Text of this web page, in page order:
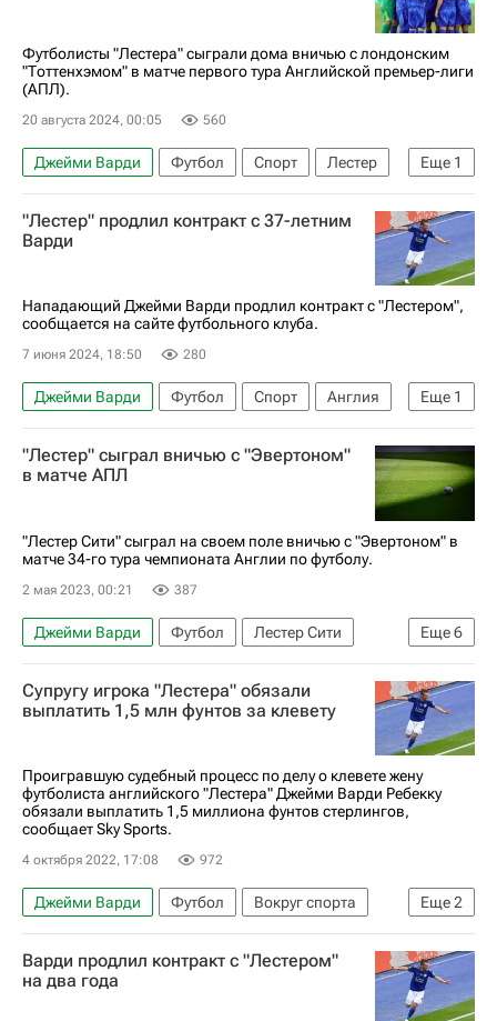
АПЛ 2026-2027 (Чемпионат Англии по футболу)
Футболисты "Лестера" сыграли дома вничью с лондонским
"Тоттенхэмом" в матче первого тура Английской премьер-лиги
(АПЛ).
20 августа 2024, 00:05 560
Еще 1
Джейми Варди Футбол Спорт
Лестер
АПЛ 2026-2027 (Чемпионат Англии по футболу)
"Лестер" продлил контракт с 37-летним
Варди
Нападающий Джейми Варди продлил контракт с "Лестером",
сообщается на сайте футбольного клуба.
7 июня 2024, 18:50 280
Еще 1
Джейми Варди Футбол Спорт
Англия
Чемпионшип 2025-2026
"Лестер" сыграл вничью с "Эвертоном"
в матче АПЛ
"Лестер Сити" сыграл на своем поле вничью с "Эвертоном" в
матче 34-го тура чемпионата Англии по футболу.
2 мая 2023, 00:21 387
Еще6
Джейми Варди Футбол
Лестер Сити
Чаглар Сеюнджю
Алекс Ивоби
Спорт
Эвертон
Лидс Юнайтед
Супругу игрока "Лестера" обязали
выплатить 1,5 млн фунтов за клевету
Проигравшую судебный процесс по делу о клевете жену
футболиста английского "Лестера" Джейми Варди Ребекку
обязали выплатить 1,5 миллиона фунтов стерлингов,
сообщает Sky Sports.
4 октября 2022, 17:08 972
Еще2
Джейми Варди Футбол
Вокруг спорта
Лестер Сити
Уэйн Руни
Варди продлил контракт с "Лестером"
на два года